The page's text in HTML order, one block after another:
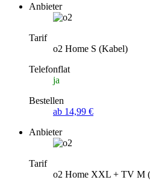
Anbieter
Tarif
o2 Home S (Kabel)
Telefonflat
ja
Bestellen
ab 14,99 €
Anbieter
Tarif
o2 Home XXL + TV M